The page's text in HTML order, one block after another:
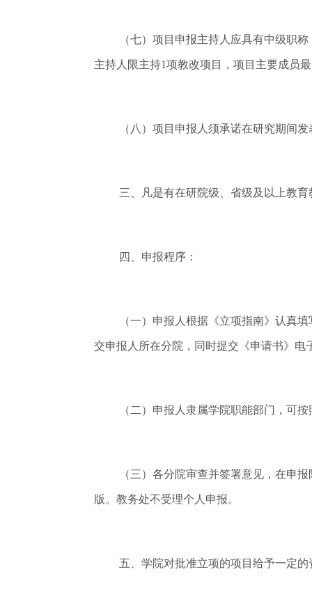
（七）项目申报主持人应具有中级职
主持人限主持1项教改项目，项目主要成员
（八）项目申报人须承诺在研究期间
三、凡是有在研院级、省级及以上教
四、申报程序：
（一）申报人根据《立项指南》认真
交申报人所在分院，同时提交《申请书》电
（二）申报人隶属学院职能部门，可
（三）各分院审查并签署意见，在申
版。教务处不受理个人申报。
五、学院对批准立项的项目给予一定的